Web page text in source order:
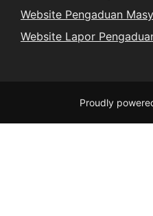
Website Pengaduan
Website Lapor
Proudly